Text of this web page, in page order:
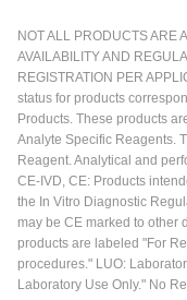
NOT ALL PRODUCTS ARE
AVAILABILITY AND
REGISTRATION PER
status for products
Products. These products
Analyte Specific Reagents.
Reagent. Analytical and
CE-IVD, CE: Products
the In Vitro Diagnostic
may be CE marked to other
products are labeled "For
procedures." LUO:
Laboratory Use Only." No